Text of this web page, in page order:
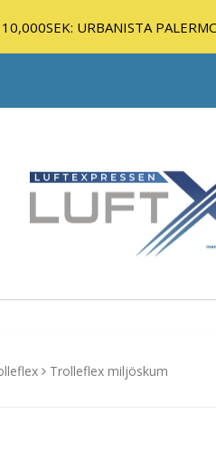
URBANISTA
Trolleflex miljöskum